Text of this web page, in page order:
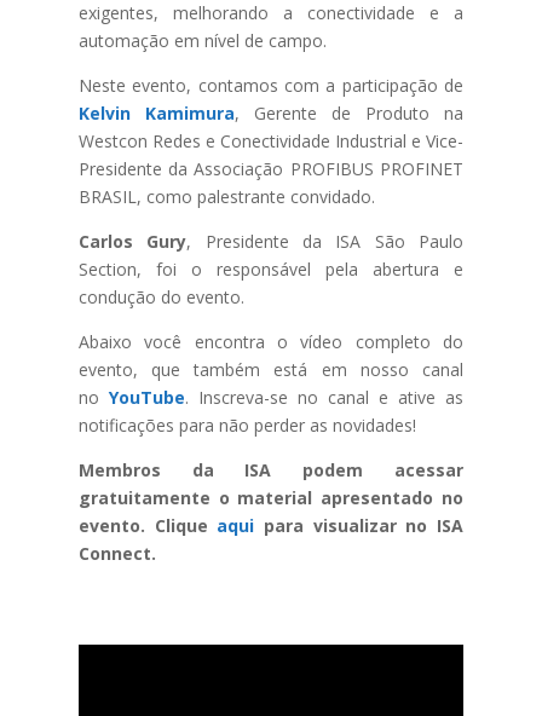
exigentes, melhorando a conectividade e a
automação em nível de campo.
Neste evento, contamos com a participação de
Kelvin Kamimura, Gerente de Produto na
Westcon Redes e Conectividade Industrial e Vice-
Presidente da Associação PROFIBUS PROFINET
BRASIL, como palestrante convidado.
Carlos Gury, Presidente da ISA São Paulo
Section, foi o responsável pela abertura e
condução do evento.
Abaixo você encontra o vídeo completo do
evento, que também está em nosso canal
no YouTube. Inscreva-se no canal e ative as
notificações para não perder as novidades!
Membros da ISA podem acessar
gratuitamente o material apresentado no
evento. Clique aqui para visualizar no ISA
Connect.